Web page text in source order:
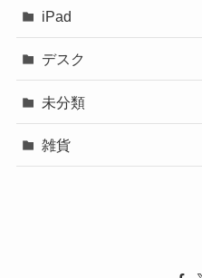
iPad
デスク
未分類
雑貨